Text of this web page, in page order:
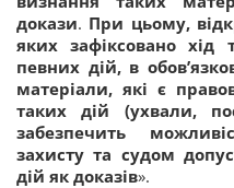
докази. При цьому,
яких зафіксовано хід
певних дій, в
матеріали, які є
таких дій (ухвали,
забезпечить
захисту та судом
дій як доказів».